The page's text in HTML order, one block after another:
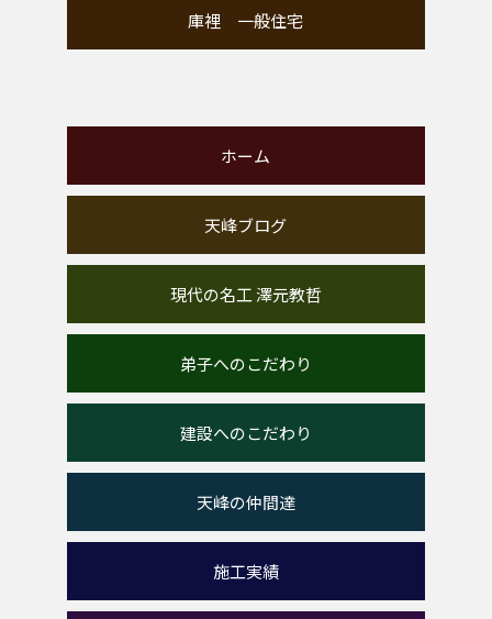
庫裡 一般住宅
ホーム
天峰ブログ
現代の名工 澤元教哲
弟子へのこだわり
建設へのこだわり
天峰の仲間達
施工実績